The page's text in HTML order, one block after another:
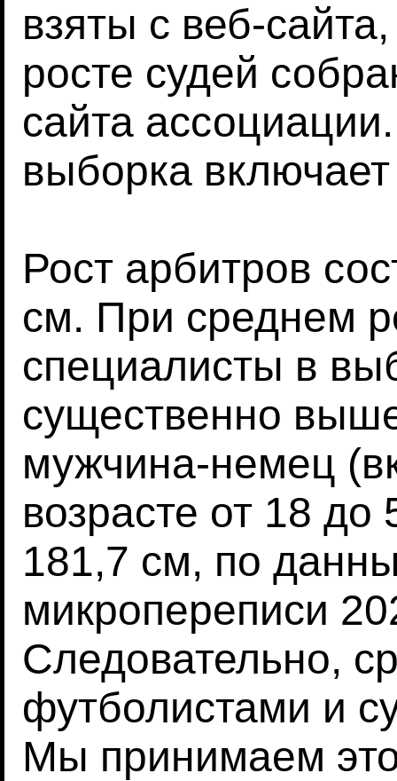
взяты с веб-
росте судей
сайта
выборка
Рост арбитров
см. При среднем
специалисты в
существенно
мужчина-немец
возрасте от 18
181,7 см, по
микропереписи
Следовательно,
футболистами и
Мы принимаем